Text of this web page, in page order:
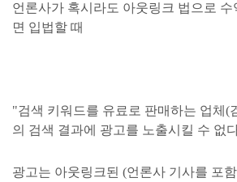
언론사가 혹시라도 아웃링크 법으로
면 입법할 때
"검색 키워드를 유료로 판매하는 업체(
의 검색 결과에 광고를 노출시킬 수 없
광고는 아웃링크된 (언론사 기사를 포